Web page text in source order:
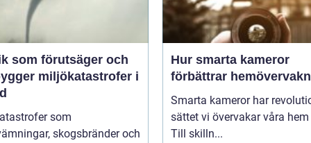
som förutsäger och
miljökatastrofer i
som
skogsbränder och
Hur smarta kameror
förbättrar
Smarta kameror har
sättet vi övervakar våra
Till skilln...